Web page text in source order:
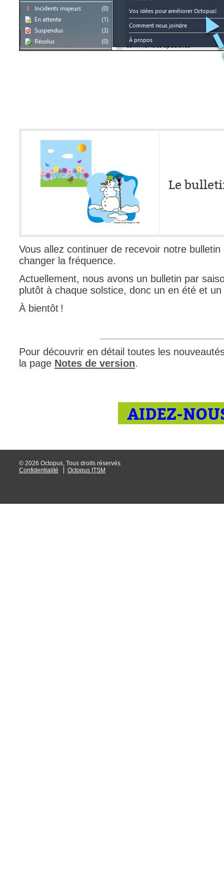
Le
Vous allez continuer de recevoir notre
changer la fréquence.
Actuellement, nous avons un bulletin par
plutôt à chaque solstice, donc un en été et
À bientôt !
Pour découvrir en détail toutes les
la page Notes de version.
AIDEZ-
© 2026 Octopus, Tous droits réservés
Confidentialité
Octopus ITSM